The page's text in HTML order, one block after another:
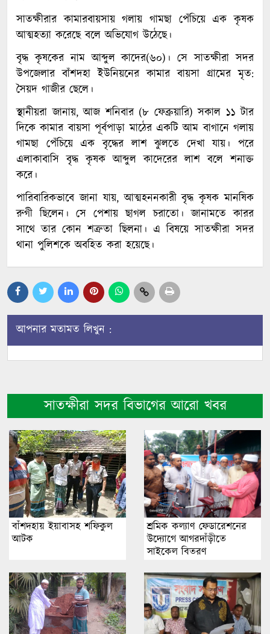
সাতক্ষীরার কামারবায়সায় গলায় গামছা পেঁচিয়ে এক কৃষক
আত্মহত্যা করেছে বলে অভিযোগ উঠেছে।
বৃদ্ধ কৃষকের নাম আব্দুল কাদের(৬০)। সে সাতক্ষীরা সদর
উপজেলার বাঁশদহা ইউনিয়নের কামার বায়সা গ্রামের মৃত:
সৈয়দ গাজীর ছেলে।
স্থানীয়রা জানায়, আজ শনিবার (৮ ফেব্রুয়ারি) সকাল ১১ টার
দিকে কামার বায়সা পূর্বপাড়া মাঠের একটি আম বাগানে গলায়
গামছা পেঁচিয়ে এক বৃদ্ধের লাশ ঝুলতে দেখা যায়। পরে
এলাকাবাসি বৃদ্ধ কৃষক আব্দুল কাদেরের লাশ বলে শনাক্ত
করে।
পারিবারিকভাবে জানা যায়, আত্মহননকারী বৃদ্ধ কৃষক মানষিক
রুগী ছিলেন। সে পেশায় ছাগল চরাতো। জানামতে কারর
সাথে তার কোন শত্রুতা ছিলনা। এ বিষয়ে সাতক্ষীরা সদর
থানা পুলিশকে অবহিত করা হয়েছে।
আপনার মতামত লিখুন :
সাতক্ষীরা সদর বিভাগের আরো খবর
বাঁশদহায় ইয়াবাসহ শফিকুল
আটক
শ্রমিক কল্যাণ ফেডারেশনের
উদ্যোগে আগরদাঁড়ীতে
সাইকেল বিতরণ